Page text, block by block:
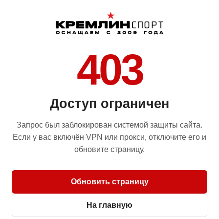
403
Доступ ограничен
Запрос был заблокирован системой защиты сайта.
Если у вас включён VPN или прокси, отключите его и
обновите страницу.
Обновить страницу
На главную